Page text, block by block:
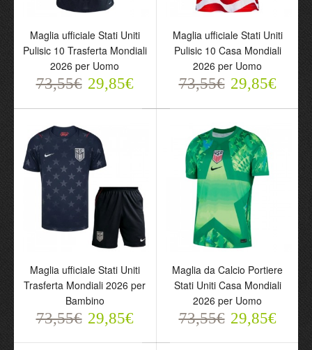
Maglia ufficiale Stati Uniti
Pulisic 10 Trasferta
Mondiali 2026 per Uomo
73,55€ 29,85€
Maglia ufficiale Stati Uniti
Pulisic 10 Casa Mondiali
2026 per Uomo
73,55€ 29,85€
Maglia ufficiale Stati Uniti
Trasferta Mondiali 2026
per Bambino
73,55€
Maglia da Calcio Portiere
Stati Uniti Casa Mondiali
2026 per Uomo
73,55€
Maglia ufficiale Stati Uniti
Pulisic 10 Trasferta Mondiali
2026 per Uomo
73,55€ 29,85€
Maglia ufficiale Stati Uniti
Pulisic 10 Casa Mondiali
2026 per Uomo
73,55€ 29,85€
Maglia ufficiale Stati Uniti
Trasferta Mondiali 2026 per
Bambino
73,55€ 29,85€
Maglia da Calcio Portiere
Stati Uniti Casa Mondiali
2026 per Uomo
73,55€ 29,85€